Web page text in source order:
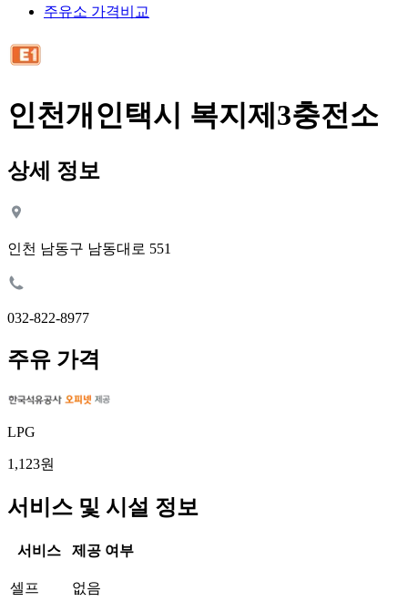
주유소 가격비교
인천개인택시 복지제3충전소
상세 정보
인천 남동구 남동대로 551
032-822-8977
주유 가격
LPG
1,123원
서비스 및 시설 정보
서비스 제공 여부
셀프 없음